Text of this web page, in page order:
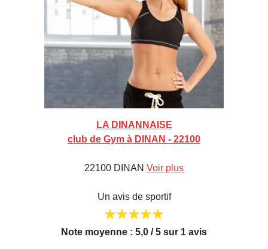
LA DINANNAISE
club de Gym à DINAN - 22100
22100 DINAN Voir plus
Un avis de sportif
Note moyenne : 5,0 / 5 sur 1 avis